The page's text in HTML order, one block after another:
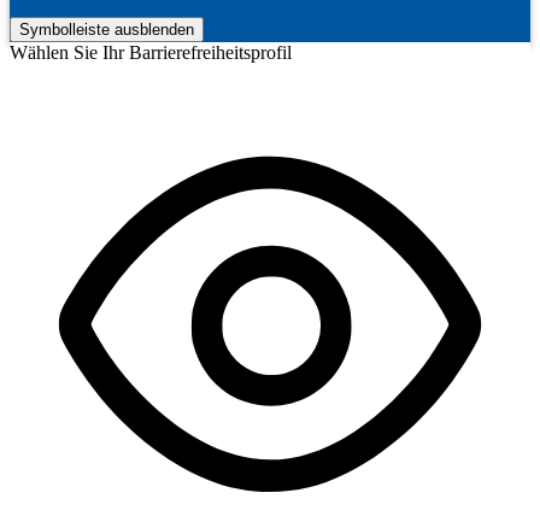
Symbolleiste ausblenden
Wählen Sie Ihr Barrierefreiheitsprofil